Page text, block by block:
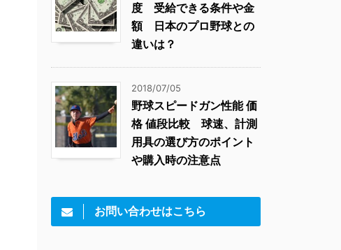
度 受給できる条件や金
額 日本のプロ野球との
違いは？
2018/07/05
野球スピードガン性能 価
格 値段比較 球速、計測
用具の選び方のポイント
や購入時の注意点
お問い合わせはこちら